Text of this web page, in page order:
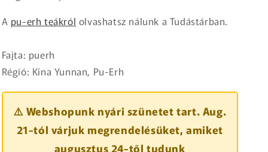
A pu-erh teákról olvashatsz nálunk a Tudástárban.
Fajta: puerh
Régió: Kína Yunnan, Pu-Erh
⚠️ Webshopunk nyári szünetet tart. Aug.
21-tól várjuk megrendelésüket, amiket
augusztus 24-től tudunk